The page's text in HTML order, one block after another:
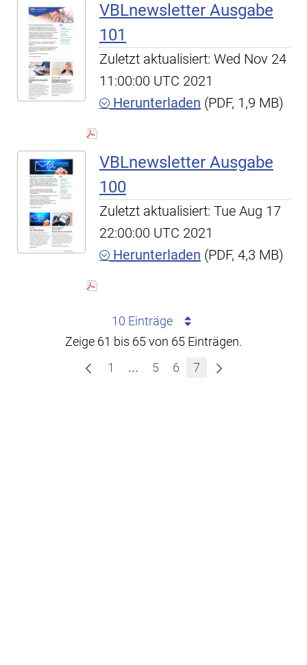
VBLnewsletter Ausgabe
101
Zuletzt aktualisiert: Wed Nov 24
11:00:00 UTC 2021
Herunterladen (PDF, 1,9 MB)
VBLnewsletter Ausgabe
100
Zuletzt aktualisiert: Tue Aug 17
22:00:00 UTC 2021
Herunterladen (PDF, 4,3 MB)
10 Einträge
Zeige 61 bis 65 von 65 Einträgen.
1
... Zwischenseiten Navigieren
5 6 7